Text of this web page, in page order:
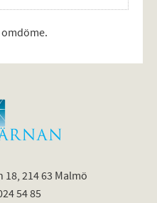
214 63 Malmö
54 85